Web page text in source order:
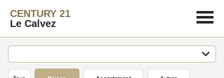
CENTURY 21
Le Calvez